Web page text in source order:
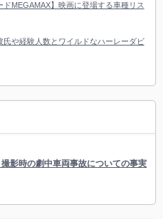
ドMEGAMAX】映画に登場する車種リス
氏や経験人数とワイルドなハーレーダビ
撮影時の劇中車両事故についての事実